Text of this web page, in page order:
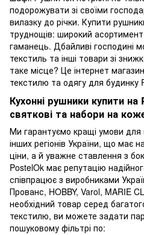
подорожувати зі своїми
вилазку до річки. Купити
труднощів: широкий асортимент
гаманець. Дбайливі господині
текстиль та інші товари зі
таке місце? Це інтернет
текстилю та одягу для будинку
Кухонні рушники купити
святкові та набори на
Ми гарантуємо кращі умови
інших регіонів України, що має
ціни, а й уважне ставлення з
PostelOk має репутацію
співпрацює з виробниками
Прованс, HOBBY, Varol, MARIE
необхідний товар серед
текстилю, ви можете задати
пошуковому фільтрі по: